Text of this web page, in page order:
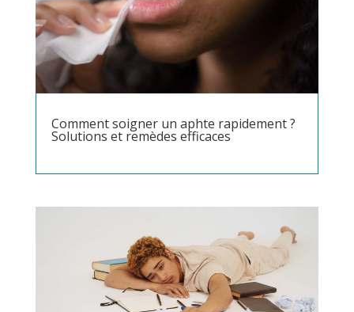
Comment soigner un aphte rapidement ?
Solutions et remèdes efficaces